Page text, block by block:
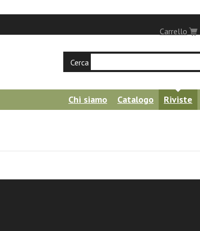
Carrello
Cerca
Chi siamo Catalogo Riviste